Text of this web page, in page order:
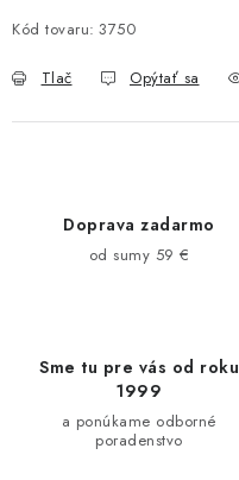
Kód tovaru: 3750
Tlač Opýtať sa
Doprava zadarmo
od sumy 59 €
Sme tu pre vás od roku
1999
a ponúkame odborné
poradenstvo